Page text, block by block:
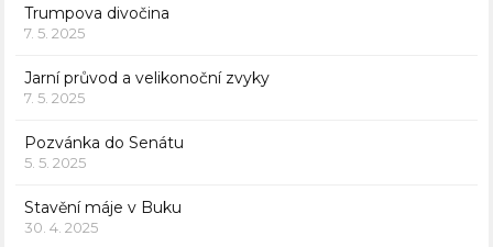
Trumpova divočina
7. 5. 2025
Jarní průvod a velikonoční zvyky
7. 5. 2025
Pozvánka do Senátu
5. 5. 2025
Stavění máje v Buku
30. 4. 2025